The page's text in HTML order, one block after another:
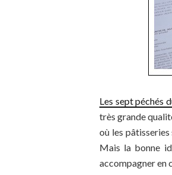
Les sept péchés
très grande
où les
Mais la bonne
accompagner en